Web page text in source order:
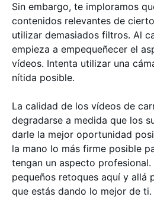
Sin embargo, te imploramos
contenidos relevantes de
utilizar demasiados filtros. Al
empieza a empequeñecer el
vídeos. Intenta utilizar una
nítida posible.
La calidad de los vídeos de
degradarse a medida que los
darle la mejor oportunidad
la mano lo más firme posible
tengan un aspecto profesional.
pequeños retoques aquí y allá
que estás dando lo mejor de ti.